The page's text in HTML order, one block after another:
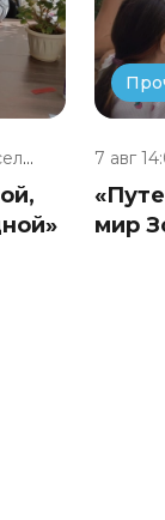
Плосковская сельская библиотек... 7 авг
мир